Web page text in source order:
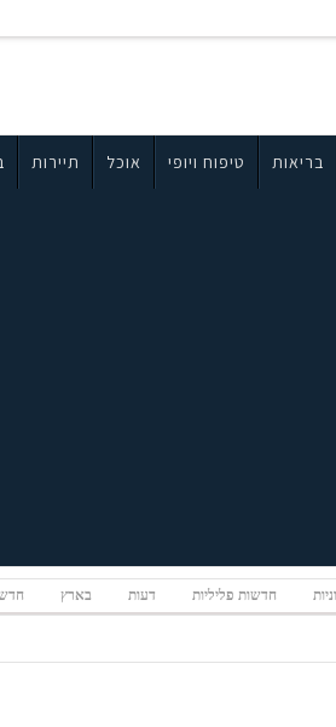
בריאות טיפוח ויופי אוכל תיירות
חדשות פליליות דעות בארץ